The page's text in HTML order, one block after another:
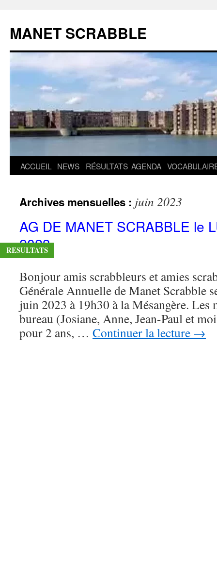
MANET SCRABBLE
Aller
contenu
ACCUEIL NEWS RÉSULTATS AGENDA
Archives mensuelles : juin 2023
AG DE MANET SCRABBLE le
2023
Bonjour amis scrabbleurs et amies
Générale Annuelle de Manet Scrabble
juin 2023 à 19h30 à la Mésangère. Les
bureau (Josiane, Anne, Jean-Paul et
pour 2 ans, … Continuer la lecture →
RESULTATS